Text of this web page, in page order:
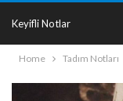
Keyifli Notlar
Home Tadım Notları